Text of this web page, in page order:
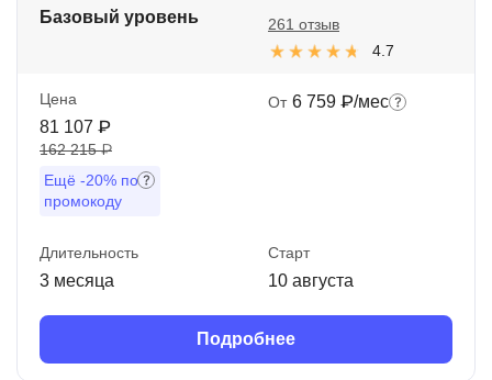
Базовый уровень
4.7
261 отзыв
Цена
81 107 ₽
162 215 ₽
Ещё -20% по
промокоду
От 6 759 ₽/мес
Длительность
3 месяца
Старт
10 августа
Подробнее